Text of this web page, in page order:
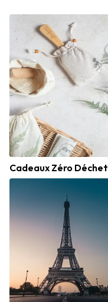
Cadeaux Zéro Déchet